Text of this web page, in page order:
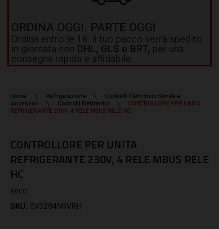
ORDINA OGGI. PARTE OGGI
Ordina entro le 18: il tuo pacco verrà spedito
in giornata con DHL, GLS o BRT, per una
consegna rapida e affidabile.
Home Refrigerazione
Controlli Elettronici Sonde e
Accessori
Controlli Elettronici
CONTROLLORE PER UNITA
REFRIGERANTE 230V, 4 RELE MBUS RELE HC
CONTROLLORE PER UNITA
REFRIGERANTE 230V, 4 RELE MBUS RELE
HC
EVCO
SKU: EV3294N9VRH